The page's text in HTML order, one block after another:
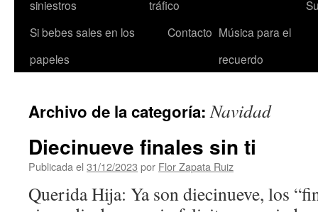
siniestros
tráfico
Si bebes sales en los
papeles
Contacto Música para el
recuerdo
Archivo de la categoría:Navidad
Diecinueve finales sin ti
Publicada el 31/12/2023 por Flor Zapata Ruiz
Querida Hija: Ya son diecinueve, los